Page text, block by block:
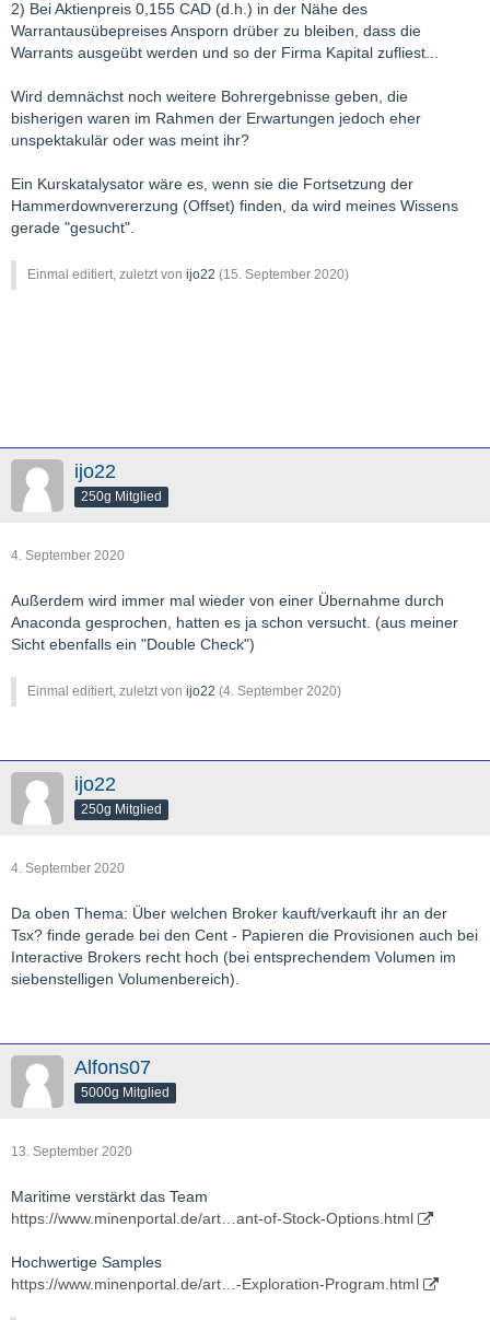
2) Bei Aktienpreis 0,155 CAD (d.h.) in der Nähe des
Warrantausübepreises Ansporn drüber zu bleiben, dass die
Warrants ausgeübt werden und so der Firma Kapital zufliest...
Wird demnächst noch weitere Bohrergebnisse geben, die
bisherigen waren im Rahmen der Erwartungen jedoch eher
unspektakulär oder was meint ihr?
Ein Kurskatalysator wäre es, wenn sie die Fortsetzung der
Hammerdownvererzung (Offset) finden, da wird meines Wissens
gerade "gesucht".
Einmal editiert, zuletzt von ijo22 (15. September 2020)
ijo22
250g Mitglied
4. September 2020
Außerdem wird immer mal wieder von einer Übernahme durch
Anaconda gesprochen, hatten es ja schon versucht. (aus meiner
Sicht ebenfalls ein "Double Check")
Einmal editiert, zuletzt von ijo22 (4. September 2020)
ijo22
250g Mitglied
4. September 2020
Da oben Thema: Über welchen Broker kauft/verkauft ihr an der
Tsx? finde gerade bei den Cent - Papieren die Provisionen auch bei
Interactive Brokers recht hoch (bei entsprechendem Volumen im
siebenstelligen Volumenbereich).
Alfons07
5000g Mitglied
13. September 2020
Maritime verstärkt das Team
https://www.minenportal.de/art…ant-of-Stock-Options.html
Hochwertige Samples
https://www.minenportal.de/art…-Exploration-Program.html